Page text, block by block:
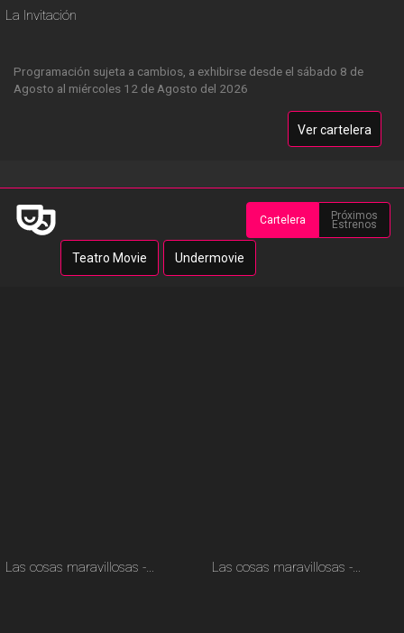
La Invitación
Programación sujeta a cambios, a exhibirse desde el sábado 8 de
Agosto al miércoles 12 de Agosto del 2026
Ver cartelera
Cartelera Próximos
Estrenos
Teatro Movie Undermovie
Las cosas maravillosas -… Las cosas maravillosas -…